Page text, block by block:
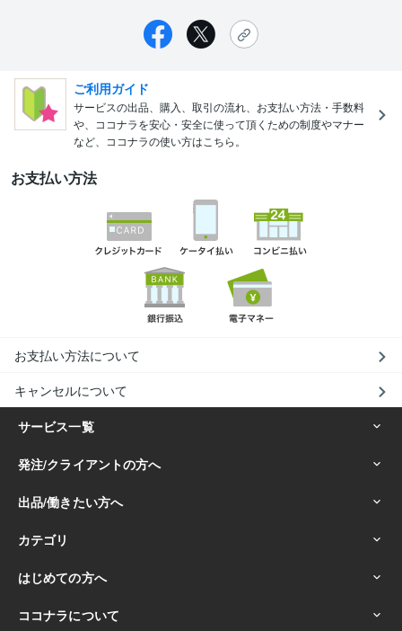
ご利用ガイド
サービスの出品、購入、取引の流れ、お支払い方法・手数料
や、ココナラを安心・安全に使って頂くための制度やマナー
など、ココナラの使い方はこちら。
お支払い方法
お支払い方法について
キャンセルについて